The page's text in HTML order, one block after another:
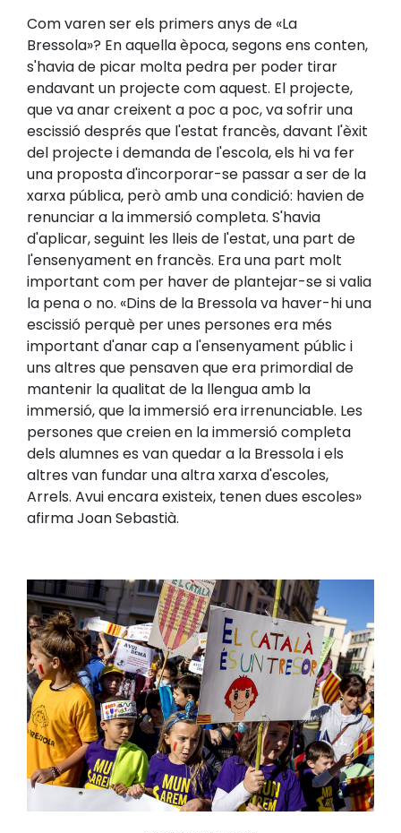
Com varen ser els primers anys de «La
Bressola»? En aquella època, segons ens conten,
s'havia de picar molta pedra per poder tirar
endavant un projecte com aquest. El projecte,
que va anar creixent a poc a poc, va sofrir una
escissió després que l'estat francès, davant l'èxit
del projecte i demanda de l'escola, els hi va fer
una proposta d'incorporar-se passar a ser de la
xarxa pública, però amb una condició: havien de
renunciar a la immersió completa. S'havia
d'aplicar, seguint les lleis de l'estat, una part de
l'ensenyament en francès. Era una part molt
important com per haver de plantejar-se si valia
la pena o no. «Dins de la Bressola va haver-hi una
escissió perquè per unes persones era més
important d'anar cap a l'ensenyament públic i
uns altres que pensaven que era primordial de
mantenir la qualitat de la llengua amb la
immersió, que la immersió era irrenunciable. Les
persones que creien en la immersió completa
dels alumnes es van quedar a la Bressola i els
altres van fundar una altra xarxa d'escoles,
Arrels. Avui encara existeix, tenen dues escoles»
afirma Joan Sebastià.